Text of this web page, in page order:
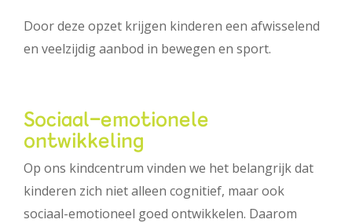
Door deze opzet krijgen kinderen een afwisselend
en veelzijdig aanbod in bewegen en sport.
Sociaal-emotionele
ontwikkeling
Op ons kindcentrum vinden we het belangrijk dat
kinderen zich niet alleen cognitief, maar ook
sociaal-emotioneel goed ontwikkelen. Daarom